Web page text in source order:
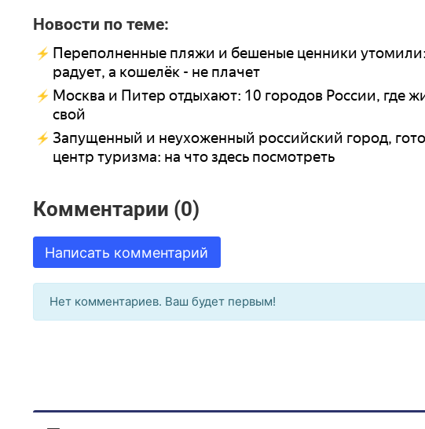
Новости по теме:
Переполненные пляжи и бешеные ценники утомили:
радует, а кошелёк - не плачет
Москва и Питер отдыхают: 10 городов России, где
свой
Запущенный и неухоженный российский город,
центр туризма: на что здесь посмотреть
Комментарии (0)
Написать комментарий
Нет комментариев. Ваш будет первым!